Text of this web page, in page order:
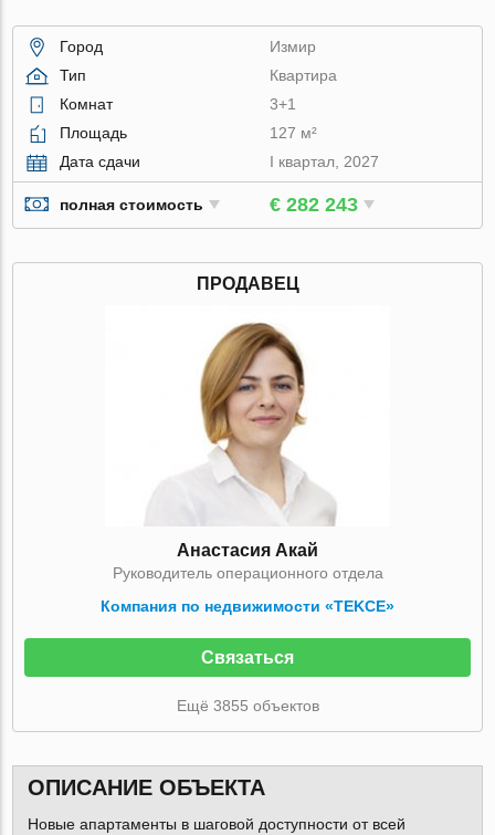
Город
Измир
Тип
Квартира
Комнат
3+1
Площадь
127 м²
Дата сдачи
I квартал, 2027
полная стоимость € 282 243
ПРОДАВЕЦ
Анастасия Акай
Руководитель операционного отдела
Компания по недвижимости «TEKCE»
Связаться
Ещё 3855 объектов
ОПИСАНИЕ ОБЪЕКТА
Новые апартаменты в шаговой доступности от всей